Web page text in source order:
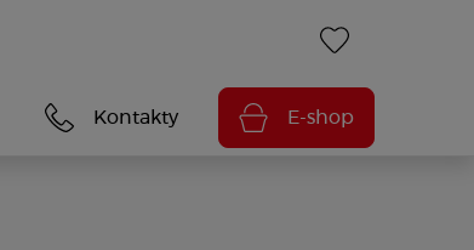
Kontakty E-shop